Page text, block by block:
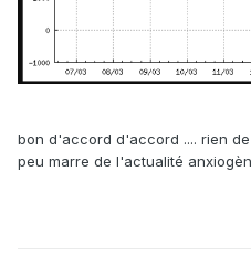
bon d'accord d'accord .... rien
peu marre de l'actualité